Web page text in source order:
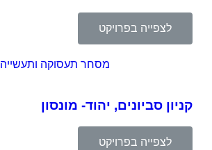
לצפייה בפרויקט
מסחר תעסוקה ותעשייה
קניון סביונים, יהוד- מונסון
לצפייה בפרויקט